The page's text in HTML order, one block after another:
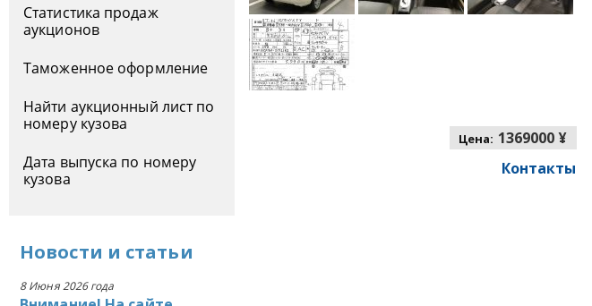
Статистика продаж
аукционов
Таможенное оформление
Найти аукционный лист по
номеру кузова
Дата выпуска по номеру
кузова
Новости и статьи
8 Июня 2026 года
Цена: 1369000 ¥
Контакты